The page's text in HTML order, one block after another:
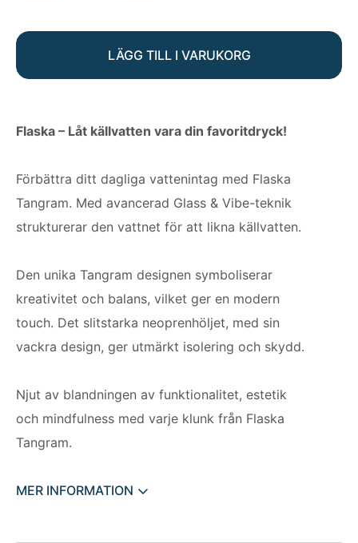
LÄGG TILL I VARUKORG
Flaska – Låt källvatten vara din favoritdryck!
Förbättra ditt dagliga vattenintag med Flaska
Tangram. Med avancerad Glass & Vibe-teknik
strukturerar den vattnet för att likna källvatten.
Den unika Tangram designen symboliserar
kreativitet och balans, vilket ger en modern
touch. Det slitstarka neoprenhöljet, med sin
vackra design, ger utmärkt isolering och skydd.
Njut av blandningen av funktionalitet, estetik
och mindfulness med varje klunk från Flaska
Tangram.
MER INFORMATION